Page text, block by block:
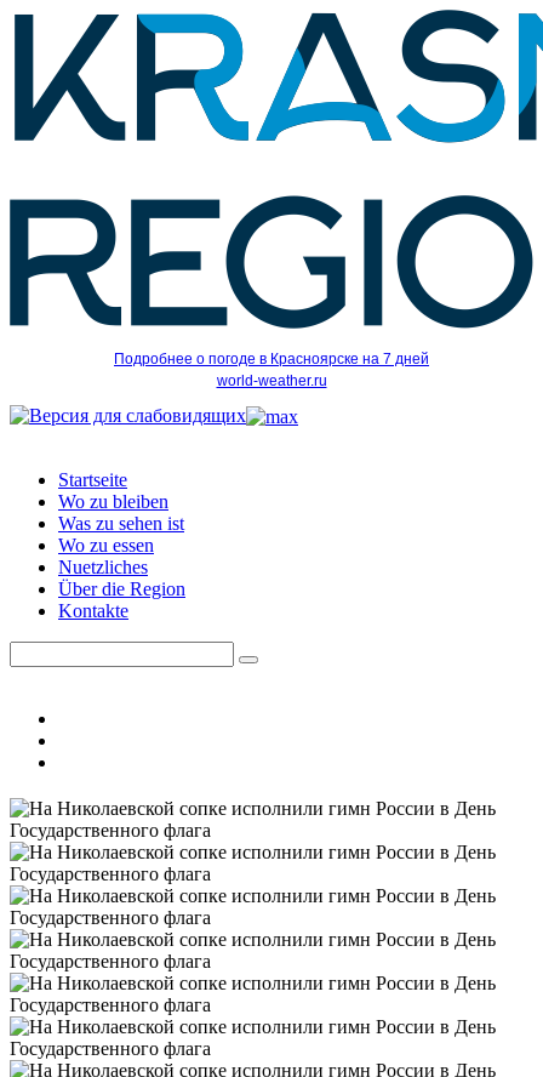
Подробнее о погоде в Красноярске на 7 дней
world-weather.ru
Startseite
Wo zu bleiben
Was zu sehen ist
Wo zu essen
Nuetzliches
Über die Region
Kontakte